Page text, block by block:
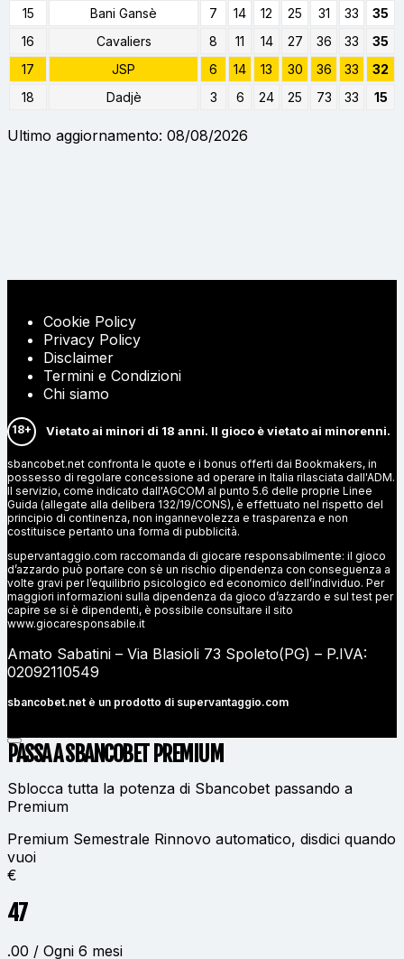
15 Bani Gansè 7 14 12 25 31 33
35
16
Cavaliers 8 11 14 27 36 33
35
17
JSP 6 14 13 30 36 33
32
18
Dadjè 3 6 24 25 73 33 15
Ultimo aggiornamento: 08/08/2026
Cookie Policy
Privacy Policy
Disclaimer
Termini e Condizioni
Chi siamo
18+ Vietato ai minori di 18 anni. Il gioco è vietato ai minorenni.
sbancobet.net confronta le quote e i bonus offerti dai Bookmakers, in
possesso di regolare concessione ad operare in Italia rilasciata dall'ADM.
Il servizio, come indicato dall'AGCOM al punto 5.6 delle proprie Linee
Guida (allegate alla delibera 132/19/CONS), è effettuato nel rispetto del
principio di continenza, non ingannevolezza e trasparenza e non
costituisce pertanto una forma di pubblicità.
supervantaggio.com raccomanda di giocare responsabilmente: il gioco
d’azzardo può portare con sè un rischio dipendenza con conseguenza a
volte gravi per l’equilibrio psicologico ed economico dell’individuo. Per
maggiori informazioni sulla dipendenza da gioco d’azzardo e sul test per
capire se si è dipendenti, è possibile consultare il sito
www.giocaresponsabile.it
Amato Sabatini – Via Blasioli 73 Spoleto(PG) – P.IVA:
02092110549
sbancobet.net è un prodotto di supervantaggio.com
PASSA A SBANCOBET PREMIUM
Sblocca tutta la potenza di Sbancobet passando a
Premium
Premium Semestrale Rinnovo automatico, disdici quando
vuoi
€
47
.00 / Ogni 6 mesi